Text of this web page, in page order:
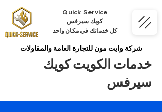
Quick Service
كويك سيرفس
كل خدماتك في مكان واحد
شركة وايت مون للتجارة العامة والمقاولات
خدمات الكويت كويك
سيرفس